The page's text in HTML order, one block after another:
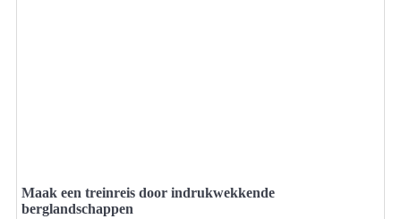
Maak een treinreis door indrukwekkende
berglandschappen